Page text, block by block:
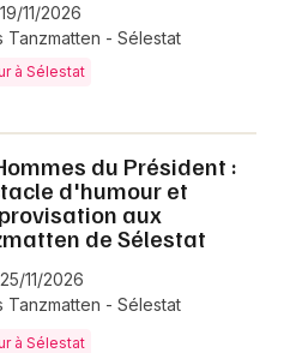
11/2026
Tanzmatten - Sélestat
à Sélestat
du Président :
d'humour et
aux
de Sélestat
11/2026
Tanzmatten - Sélestat
à Sélestat